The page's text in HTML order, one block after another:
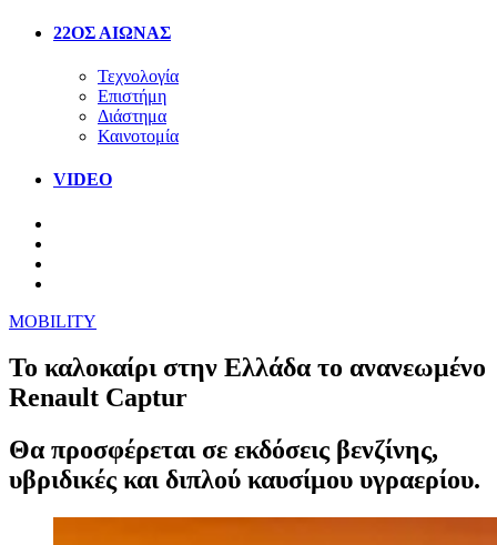
22ΟΣ ΑΙΩΝΑΣ
Τεχνολογία
Επιστήμη
Διάστημα
Καινοτομία
VIDEO
MOBILITY
Το καλοκαίρι στην Ελλάδα το ανανεωμένο
Renault Captur
Θα προσφέρεται σε εκδόσεις βενζίνης,
υβριδικές και διπλού καυσίμου υγραερίου.